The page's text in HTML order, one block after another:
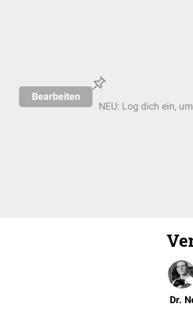
Bearbeiten
NEU: Log dich ein,
Dr.